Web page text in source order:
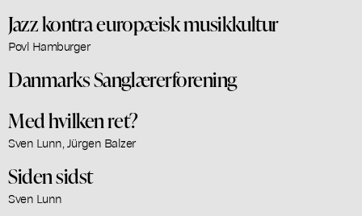
Jazz kontra europæisk musikkultur
Povl Hamburger
Danmarks Sanglærerforening
Med hvilken ret?
Sven Lunn, Jürgen Balzer
Siden sidst
Sven Lunn